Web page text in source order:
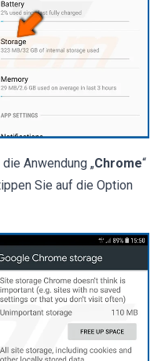
Anwendung „Chrome“
Sie auf die Option